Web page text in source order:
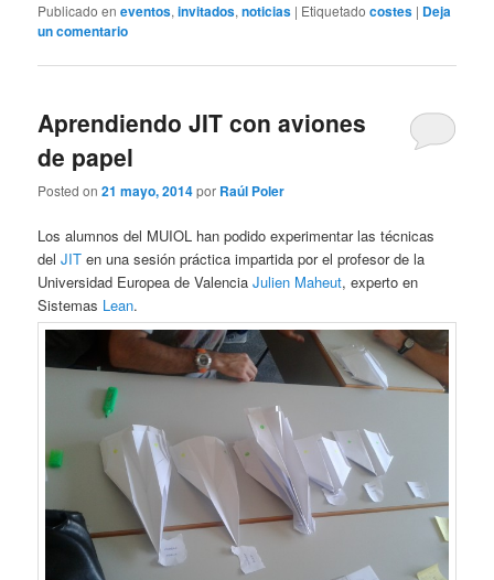
Publicado en eventos,invitados,noticias | Etiquetado costes | Deja
un comentario
Aprendiendo JIT con aviones
de papel
Posted on21 mayo, 2014por Raúl Poler
Los alumnos del MUIOL han podido experimentar las técnicas
delJIT en una sesión práctica impartida por el profesor de la
Universidad Europea de ValenciaJulien Maheut, experto en
Sistemas Lean.